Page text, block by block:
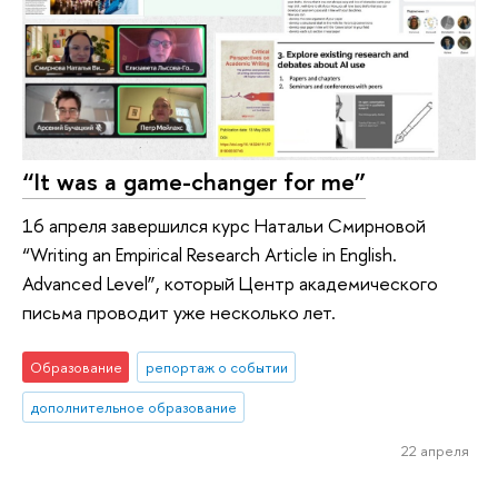
“It was a game-changer for me”
16 апреля завершился курс Натальи Смирновой
“Writing an Empirical Research Article in English.
Advanced Level”, который Центр академического
письма проводит уже несколько лет.
Образование
репортаж о событии
дополнительное образование
22 апреля